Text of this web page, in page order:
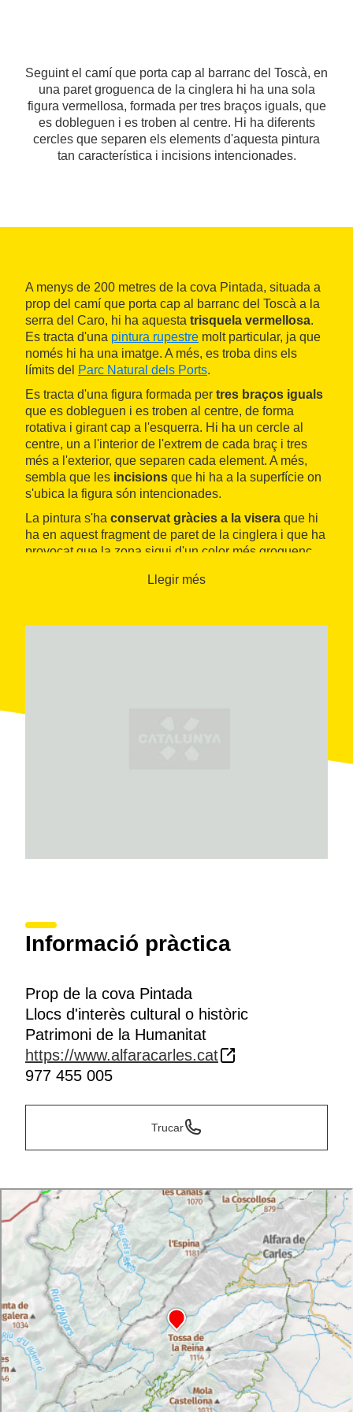
Seguint el camí que porta cap al barranc del Toscà, en
una paret groguenca de la cinglera hi ha una sola
figura vermellosa, formada per tres braços iguals, que
es dobleguen i es troben al centre. Hi ha diferents
cercles que separen els elements d'aquesta pintura
tan característica i incisions intencionades.
A menys de 200 metres de la cova Pintada, situada a
prop del camí que porta cap al barranc del Toscà a la
serra del Caro, hi ha aquesta trisquela vermellosa.
Es tracta d'una pintura rupestre molt particular, ja que
només hi ha una imatge. A més, es troba dins els
límits del Parc Natural dels Ports.
Es tracta d'una figura formada per tres braços iguals
que es dobleguen i es troben al centre, de forma
rotativa i girant cap a l'esquerra. Hi ha un cercle al
centre, un a l'interior de l'extrem de cada braç i tres
més a l'exterior, que separen cada element. A més,
sembla que les incisions que hi ha a la superfície on
s'ubica la figura són intencionades.
La pintura s'ha conservat gràcies a la visera que hi
ha en aquest fragment de paret de la cinglera i que ha
provocat que la zona sigui d'un color més groguenc.
quants traços coberts per la vegetació.
M. Burkitt en una excursió feta per trobar la cova
Llegir més
Informació pràctica
Prop de la cova Pintada
Llocs d'interès cultural o històric
Patrimoni de la Humanitat
https://www.alfaracarles.cat
977 455 005
Trucar